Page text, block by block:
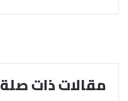
مقالات ذات صلة